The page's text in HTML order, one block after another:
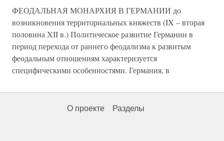
ФЕОДАЛЬНАЯ МОНАРХИЯ В ГЕРМАНИИ до
возникновения территориальных княжеств (IX – вторая
половина XII в.) Политическое развитие Германии в
период перехода от раннего феодализма к развитым
феодальным отношениям характеризуется
специфическими особенностями. Германия, в
О проекте Разделы